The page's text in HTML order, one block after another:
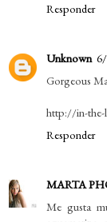
Responder
Unknown
Gorgeous
http://in-
Responder
MARTA
Me gusta